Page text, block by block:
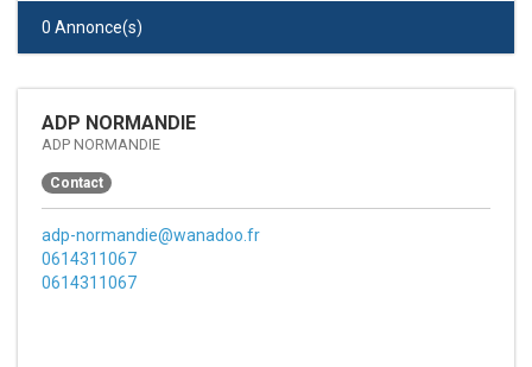
0 Annonce(s)
ADP NORMANDIE
ADP NORMANDIE
Contact
adp-normandie@wanadoo.fr
0614311067
0614311067